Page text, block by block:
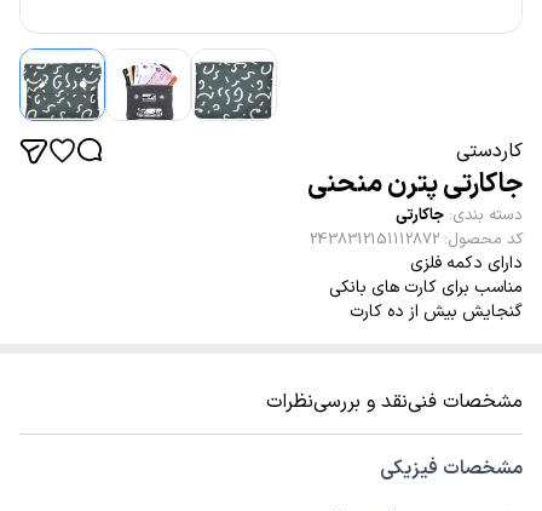
کاردستی
جاکارتی پترن منحنی
دسته بندی: جاکارتی
کد محصول:
2438312151112872
دارای دکمه فلزی
مناسب برای کارت های بانکی
گنجایش بیش از ده کارت
مشخصات فنینقد و بررسینظرات
مشخصات فیزیکی